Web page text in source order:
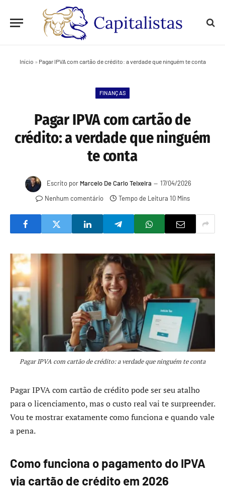
Início » Pagar IPVA com cartão de crédito: a verdade que ninguém te conta
FINANÇAS
Pagar IPVA com cartão de
crédito: a verdade que ninguém
te conta
Escrito por Marcelo De Carlo Teixeira
17/04/2026
Nenhum comentário
Tempo de Leitura 10 Mins
Pagar IPVA com cartão de crédito: a verdade que ninguém te conta
Pagar IPVA com cartão de crédito pode ser seu atalho
para o licenciamento, mas o custo real vai te surpreender.
Vou te mostrar exatamente como funciona e quando vale
a pena.
Como funciona o pagamento do IPVA
via cartão de crédito em 2026